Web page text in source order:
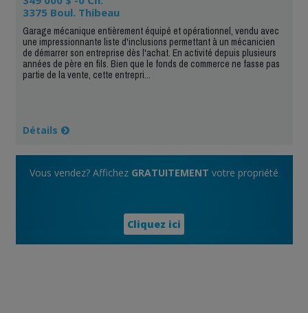
3375 Boul. Thibeau
Garage mécanique entièrement équipé et opérationnel, vendu avec
une impressionnante liste d'inclusions permettant à un mécanicien
de démarrer son entreprise dès l'achat. En activité depuis plusieurs
années de père en fils. Bien que le fonds de commerce ne fasse pas
partie de la vente, cette entrepri...
Détails
Vous vendez? Affichez GRATUITEMENT votre propriété
Cliquez ici